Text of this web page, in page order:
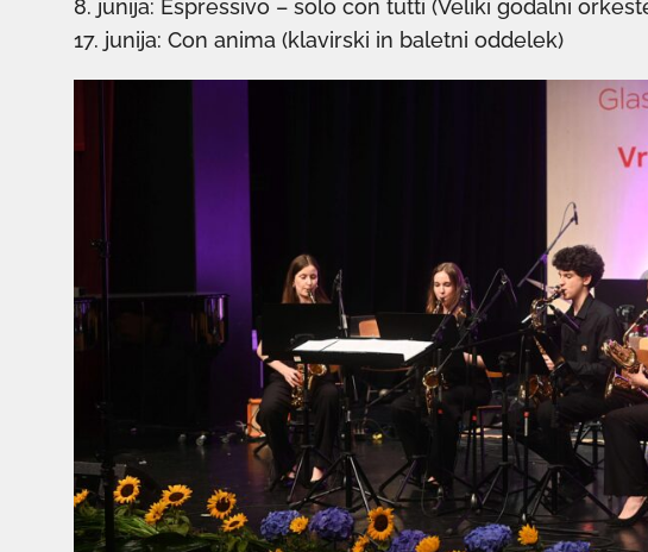
8. junija: Espressivo – solo con tutti (Veliki godalni
17. junija: Con anima (klavirski in baletni oddelek)